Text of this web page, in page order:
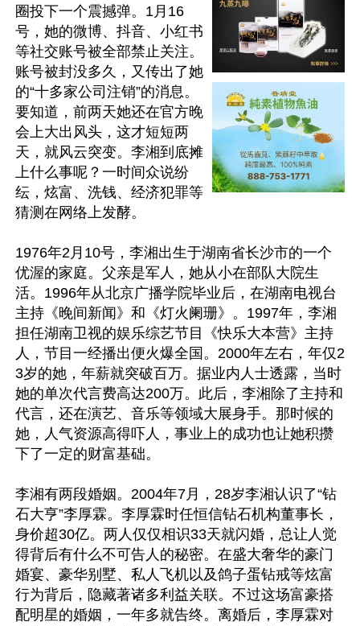
圈投下一个震撼弹。1月16
号，她的微博、抖音、小红书
等社交账号被全部禁止关注。
账号被封没多久，又传出了她
的“十多家公司注销”的消息。
要知道，前两天她还在官方晚
会上大出风头，这才短短两
天，就风云突变。李湘到底摊
上什么事呢？一时间众说纷
纭，炫富、洗钱、经济犯罪等
猜测在网络上发酵。
1976年2月10号，李湘出生于湖南省长沙市的一个
优渥的家庭。父亲是军人，她从小在部队大院生
活。1996年从北京广播学院毕业后，在湖南电视台
主持《晚间新闻》和《灯火阑珊》。1997年，李湘
担任湖南卫视的娱乐综艺节目《快乐大本营》主持
人，节目一经播出便火爆全国。2000年左右，年仅2
3岁的她，年薪就突破百万。据业内人士透露，当时
她的单次代言费高达200万。此后，李湘除了主持和
代言，还在演艺、音乐等领域大展身手。那时候的
她，人气资源高得吓人，事业上的成功也让她积攒
下了一定的财富基础。
李湘有两段婚姻。2004年7月，28岁李湘认识了“钻
石大亨”李厚霖。李厚霖时任恒信钻石机构董事长，
身价超30亿。两人仅仅相识33天就闪婚，总让人觉
得背后有什么不可告人的秘密。在盛大奢华的豪门
婚宴、豪华别墅、私人飞机以及鸽子蛋钻戒等炫富
行为背后，隐藏著诸多利益关联。不过这场富豪搭
配明星的婚姻，一年多就告终。离婚后，李厚霖对